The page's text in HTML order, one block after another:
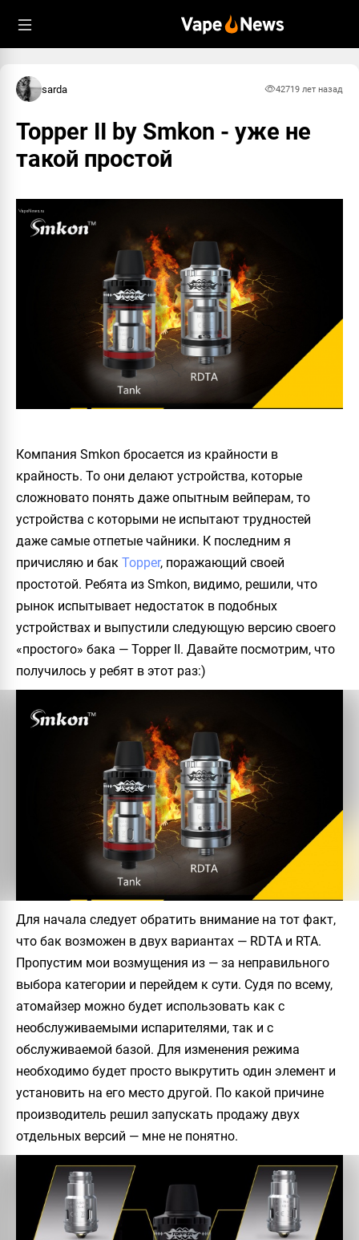
sarda 42719 лет назад
Topper II by Smkon - уже не
такой простой
Компания Smkon бросается из крайности в
крайность. То они делают устройства, которые
сложновато понять даже опытным вейперам, то
устройства с которыми не испытают трудностей
даже самые отпетые чайники. К последним я
причисляю и бак Topper, поражающий своей
простотой. Ребята из Smkon, видимо, решили, что
рынок испытывает недостаток в подобных
устройствах и выпустили следующую версию своего
«простого» бака — Topper II. Давайте посмотрим, что
получилось у ребят в этот раз:)
Для начала следует обратить внимание на тот факт,
что бак возможен в двух вариантах — RDTA и RTA.
Пропустим мои возмущения из — за неправильного
выбора категории и перейдем к сути. Судя по всему,
атомайзер можно будет использовать как с
необслуживаемыми испарителями, так и с
обслуживаемой базой. Для изменения режима
необходимо будет просто выкрутить один элемент и
установить на его место другой. По какой причине
производитель решил запускать продажу двух
отдельных версий — мне не понятно.